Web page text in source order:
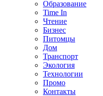
Образование
Time In
Чтение
Бизнес
Питомцы
Дом
Транспорт
Экология
Технологии
Промо
Контакты